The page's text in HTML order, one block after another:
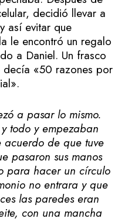
decidió llevar a
así evitar que
le encontró un regalo
a Daniel. Un frasco
«50 razones por
a pasar lo mismo.
todo y empezaban
acuerdo de que tuve
pasaron sus manos
para hacer un círculo
no entrara y que
las paredes eran
con una mancha